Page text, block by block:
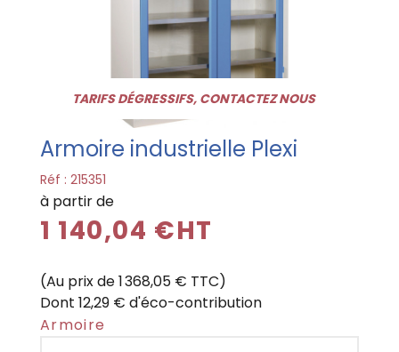
TARIFS DÉGRESSIFS, CONTACTEZ NOUS
Armoire industrielle Plexi
Réf : 215351
à partir de
1 140,04 €HT
(Au prix de 1 368,05 € TTC)
Dont 12,29 € d'éco-contribution
Armoire